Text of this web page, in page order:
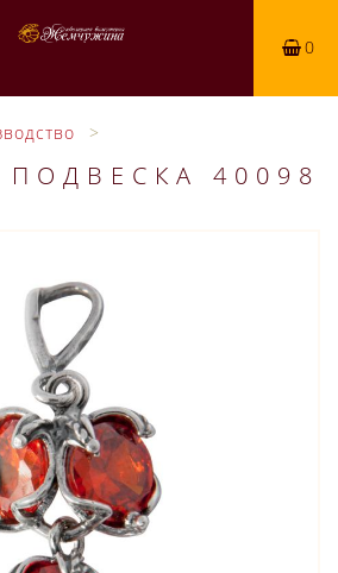
0
ПОДВЕСКА 40098